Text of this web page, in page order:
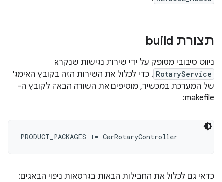
תצורת build
ניווט סיבובי מסופק על ידי שירות נגישות שנקרא
RotaryService . כדי לכלול את השירות הזה בקובץ האימג'
של המערכת במכשיר, מוסיפים את השורה הבאה לקובץ ה-
makefile:
כדאי גם לכלול את החבילות הבאות בגרסאות ניפוי הבאגים: